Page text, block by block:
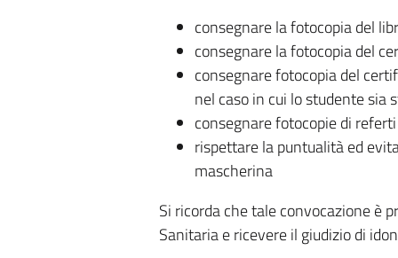
consegnare la fotocopia del
consegnare la fotocopia del
consegnare fotocopia del
nel caso in cui lo studente sia
consegnare fotocopie di
rispettare la puntualità ed
mascherina
Si ricorda che tale convocazione è
Sanitaria e ricevere il giudizio di